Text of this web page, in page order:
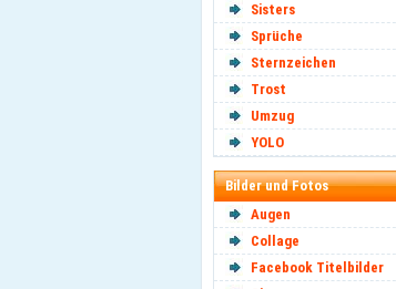
Sisters
Sprüche
Sternzeichen
Trost
Umzug
YOLO
Bilder und Fotos
Augen
Collage
Facebook Titelbilder